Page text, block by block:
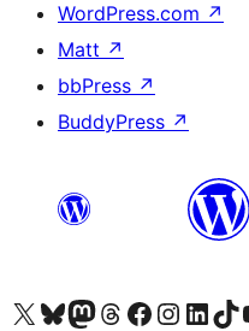
WordPress.com ↗
Matt ↗
bbPress ↗
BuddyPress ↗
Navštívte náš účet na X (predtým Twitter)
Navštívte náš účet na platforme Bluesky
Navštívte náš účet na Mastodone
Navštívte náš účet na platforme Threads
Navštívte našu stránku na
Navštívte náš účet
Navštívte náš
Navštívte náš